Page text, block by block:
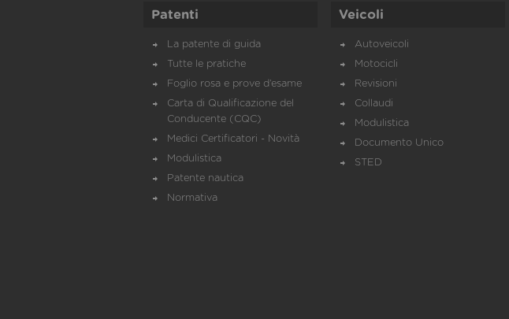
Patenti
La patente di guida
Tutte le pratiche
Foglio rosa e prove d’esame
Carta di Qualificazione del
Conducente (CQC)
Medici Certificatori - Novità
Modulistica
Patente nautica
Normativa
Veicoli
Autoveicoli
Motocicli
Revisioni
Collaudi
Modulistica
Documento Unico
STED